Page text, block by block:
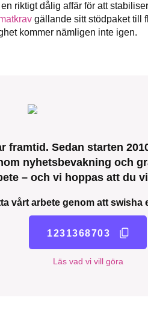
riktigt dålig affär för att
gällande sitt stödpaket till
kommer nämligen inte igen.
framtid. Sedan starten
nyhetsbevakning och
– och vi hoppas att du
vårt arbete genom att swisha
1231368703
Läs vad vi vill göra